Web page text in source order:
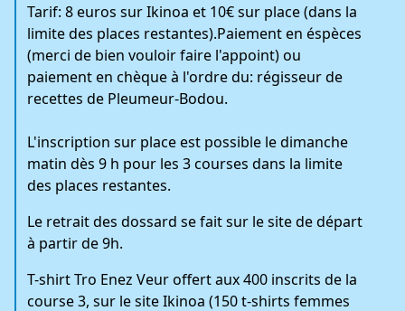
Tarif: 8 euros sur Ikinoa et 10€ sur place (dans la
limite des places restantes).Paiement en éspèces
(merci de bien vouloir faire l'appoint) ou
paiement en chèque à l'ordre du: régisseur de
recettes de Pleumeur-Bodou.
L'inscription sur place est possible le dimanche
matin dès 9 h pour les 3 courses dans la limite
des places restantes.
Le retrait des dossard se fait sur le site de départ
à partir de 9h.
T-shirt Tro Enez Veur offert aux 400 inscrits de la
course 3, sur le site Ikinoa (150 t-shirts femmes